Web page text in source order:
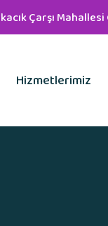
Çarşı
Hizmetlerimiz